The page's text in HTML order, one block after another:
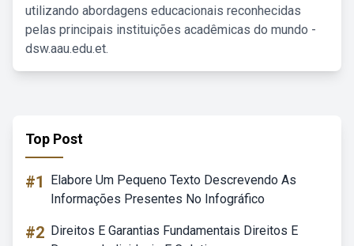
utilizando abordagens educacionais reconhecidas
pelas principais instituições acadêmicas do mundo -
dsw.aau.edu.et.
Top Post
#1
Elabore Um Pequeno Texto Descrevendo As
Informações Presentes No Infográfico
#2 Direitos E Garantias Fundamentais Direitos E